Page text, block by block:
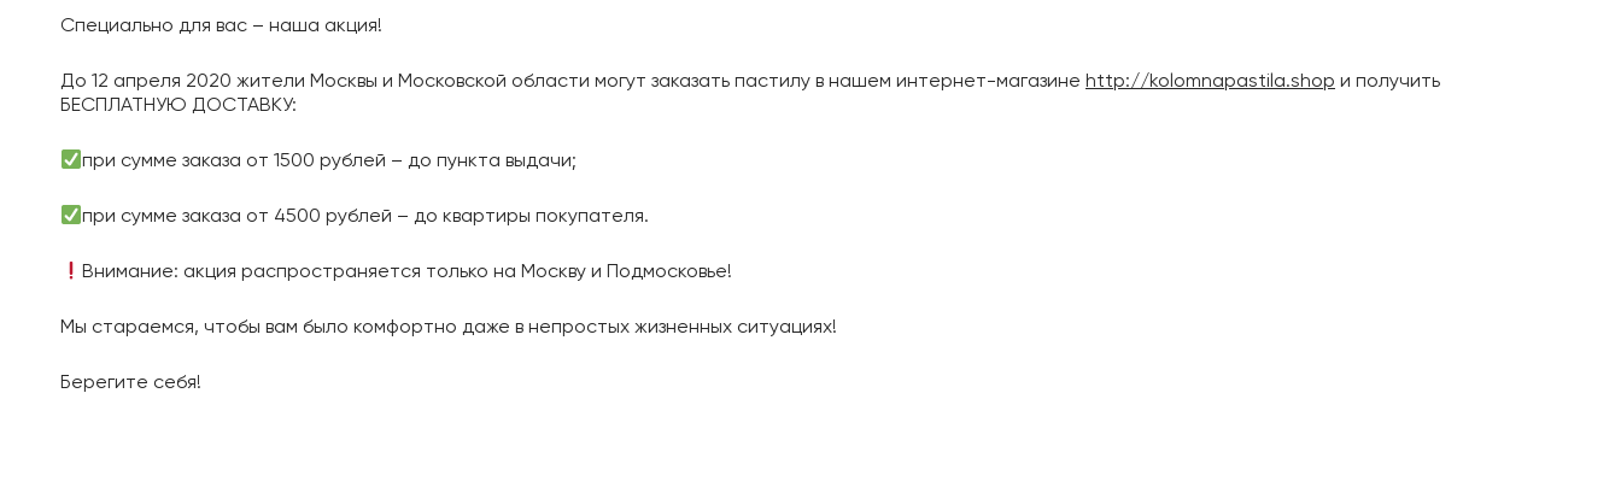
Специально для вас – наша акция!
До 12 апреля 2020 жители Москвы и Московской области могут заказать пастилу в нашем интернет-магазине http://kolomnapastila.shop и получить
БЕСПЛАТНУЮ ДОСТАВКУ:
при сумме заказа от 1500 рублей – до пункта выдачи;
при сумме заказа от 4500 рублей – до квартиры покупателя.
Внимание: акция распространяется только на Москву и Подмосковье!
Мы стараемся, чтобы вам было комфортно даже в непростых жизненных ситуациях!
Берегите себя!